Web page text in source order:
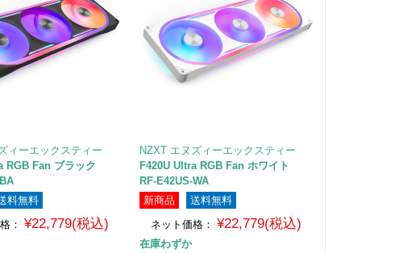
ィーエックスティー
RGB Fan ブラック
料無料
： ¥22,779(税込)
NZXT エヌズィーエックスティー
F420U Ultra RGB Fan ホワイト
RF-E42US-WA
新商品
送料無料
ネット価格： ¥22,779(税込)
在庫わずか